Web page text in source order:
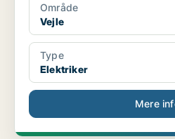
Område
Vejle
Type
Elektriker
Mere